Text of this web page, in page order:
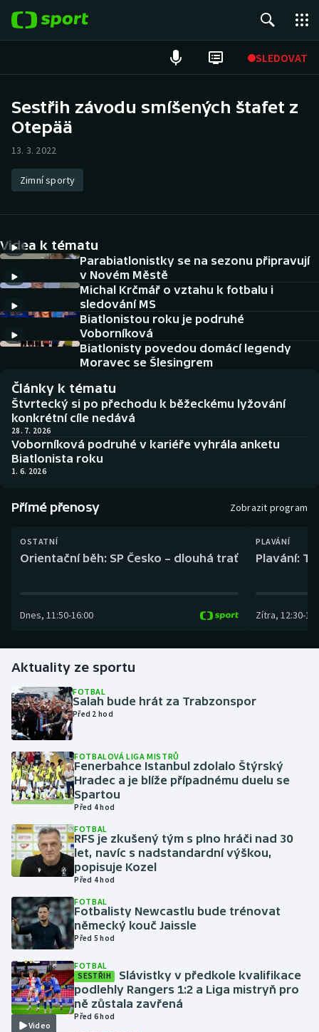
SLEDOVAT
Hokej
Atletika
DALŠÍ SPORTY
Americký fotbal
Baseball a softbal
Biatlon
Boby a skeleton
Box
Curling
Dostihy
Gymnastika
Házená
Jezdectví
Judo
Krasobruslení
Lezení
Lyže a snowboard
Moderní pětiboj
Motorsport
Olympijské hry
Parasport
NEPŘEHLÉDNĚTE
Historické návraty
Aplikace ČT sport
AZ kvíz
Sestřih závodu smíšených štafet z
Otepää
13. 3. 2022
Zimní sporty
Videa k tématu
Parabiatlonistky se na sezonu připravují
v Novém Městě
Michal Krčmář o vztahu k fotbalu i
sledování MS
Biatlonistou roku je podruhé
Voborníková
Biatlonisty povedou domácí legendy
Moravec se Šlesingrem
Články k tématu
Štvrtecký si po přechodu k běžeckému lyžování
konkrétní cíle nedává
28. 7. 2026
Voborníková podruhé v kariéře vyhrála anketu
Biatlonista roku
1. 6. 2026
Přímé přenosy Zobrazit program
OSTATNÍ
Orientační běh: SP Česko – dlouhá trať
Dnes, 11:50-16:00
PLAVÁNÍ
Plavání:
Zítra, 12:30-
Aktuality ze sportu
FOTBAL
Salah bude hrát za Trabzonspor
Před 2 hod
FOTBALOVÁ LIGA MISTRŮ
Fenerbahce Istanbul zdolalo Štýrský
Hradec a je blíže případnému duelu se
Spartou
Před 4 hod
FOTBAL
RFS je zkušený tým s plno hráči nad 30
let, navíc s nadstandardní výškou,
popisuje Kozel
Před 4 hod
FOTBAL
Fotbalisty Newcastlu bude trénovat
německý kouč Jaissle
Před 5 hod
Video
FOTBAL
SESTŘIH
Slávistky v předkole kvalifikace
podlehly Rangers 1:2 a Liga mistryň pro
ně zůstala zavřená
Před 6 hod